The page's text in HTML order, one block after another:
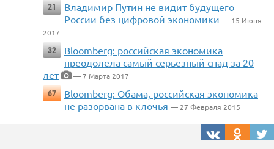
21
Владимир Путин не видит будущего
России без цифровой экономики — 15 Июня
2017
32
Bloomberg: российская экономика
преодолела самый серьезный спад за 20
лет
— 7 Марта 2017
67
Bloomberg: Обама, российская экономика
не разорвана в клочья — 27 Февраля 2015